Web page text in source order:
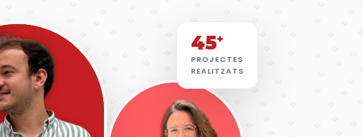
45+
PROJECTES
REALITZATS